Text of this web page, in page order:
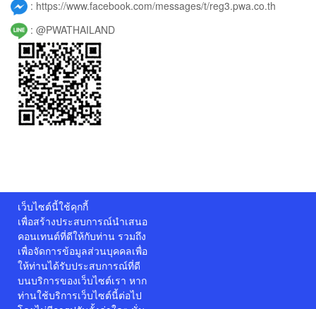
: https://www.facebook.com/messages/t/reg3.pwa.co.th
: @PWATHAILAND
เว็บไซต์นี้ใช้คุกกี้
เพื่อสร้างประสบการณ์นำเสนอ
คอนเทนต์ที่ดีให้กับท่าน รวมถึง
เพื่อจัดการข้อมูลส่วนบุคคลเพื่อ
ให้ท่านได้รับประสบการณ์ที่ดี
บนบริการของเว็บไซต์เรา หาก
ท่านใช้บริการเว็บไซต์นี้ต่อไป